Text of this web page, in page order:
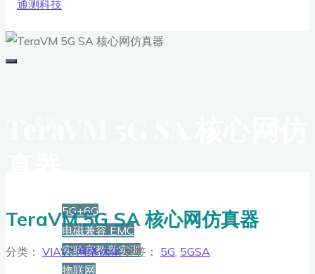
5G+6G
电磁兼容 EMC
实验室教学实训
物联网
TeraVM 5G SA 核心网仿真器
分类： VIAVI,网络优化 标签： 5G 5GSA